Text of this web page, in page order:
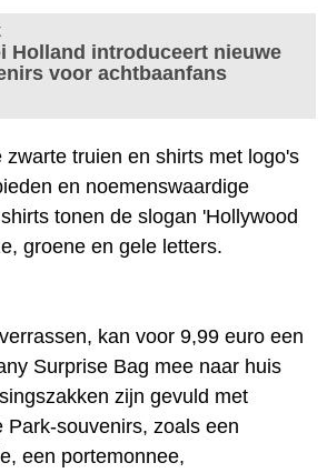
Holland introduceert nieuwe
voor achtbaanfans
zwarte truien en shirts met logo's
en noemenswaardige
tonen de slogan 'Hollywood
groene en gele letters.
kan voor 9,99 euro een
Surprise Bag mee naar huis
zijn gevuld met
Park-souvenirs, zoals een
een portemonnee,